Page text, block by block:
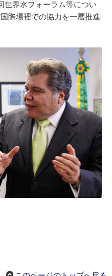
世界水フォーラム等につい
際場裡での協力を一層推進